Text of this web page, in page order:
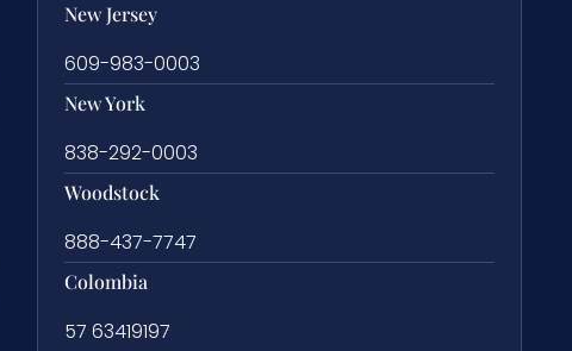
New Jersey
609-983-0003
New York
838-292-0003
Woodstock
888-437-7747
Colombia
57 63419197